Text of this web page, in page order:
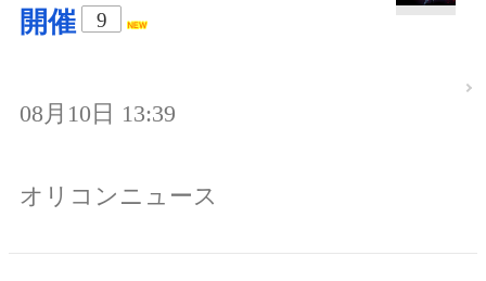
開催
9
08月10日 13:39
オリコンニュース